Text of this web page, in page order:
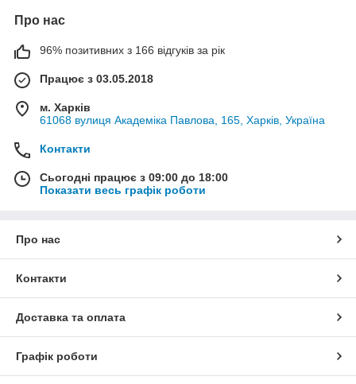
Про нас
96% позитивних з 166 відгуків за рік
Працює з 03.05.2018
м. Харків
61068 вулиця Академіка Павлова, 165, Харків, Україна
Контакти
Сьогодні працює з 09:00 до 18:00
Показати весь графік роботи
Про нас
Контакти
Доставка та оплата
Графік роботи